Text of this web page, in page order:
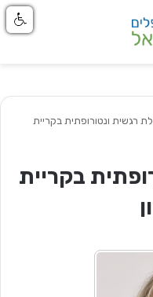
רגשית ונטורופתית בקריית
בקריית